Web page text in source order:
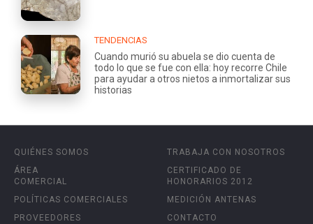
TENDENCIAS
Cuando murió su abuela se dio cuenta de
todo lo que se fue con ella: hoy recorre Chile
para ayudar a otros nietos a inmortalizar sus
historias
QUIÉNES SOMOS
ÁREA
COMERCIAL
POLÍTICAS COMERCIALES
PROVEEDORES
TRABAJA CON NOSOTROS
CERTIFICADO DE
HONORARIOS 2012
MEDICIÓN ANTENAS
CONTACTO